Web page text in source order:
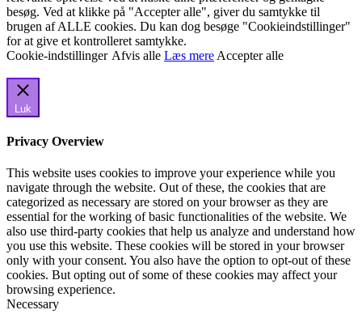
besøg. Ved at klikke på "Accepter alle", giver du samtykke til
brugen af ALLE cookies. Du kan dog besøge "Cookieindstillinger"
for at give et kontrolleret samtykke.
Cookie-indstillinger Afvis alle Læs mere Accepter alle
Luk
Privacy Overview
This website uses cookies to improve your experience while you
navigate through the website. Out of these, the cookies that are
categorized as necessary are stored on your browser as they are
essential for the working of basic functionalities of the website. We
also use third-party cookies that help us analyze and understand how
you use this website. These cookies will be stored in your browser
only with your consent. You also have the option to opt-out of these
cookies. But opting out of some of these cookies may affect your
browsing experience.
Necessary